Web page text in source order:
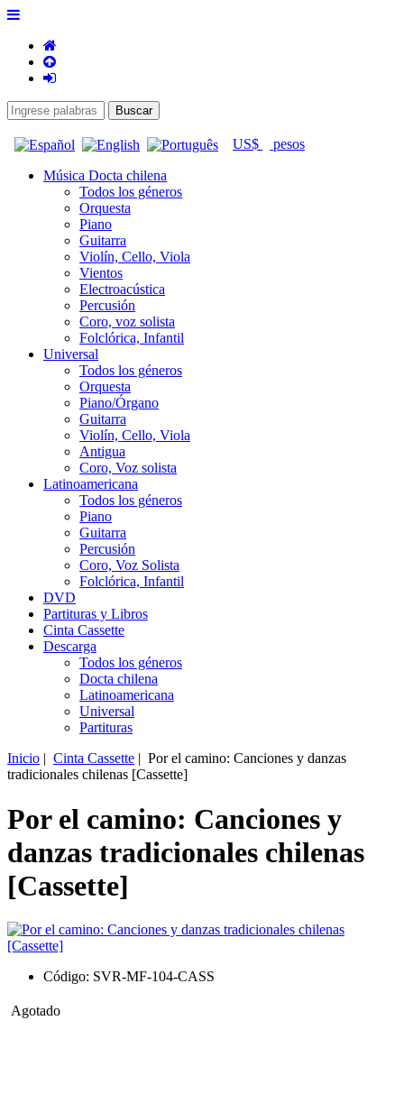
US$ pesos
Música Docta chilena
Todos los géneros
Orquesta
Piano
Guitarra
Violín, Cello, Viola
Vientos
Electroacústica
Percusión
Coro, voz solista
Folclórica, Infantil
Universal
Todos los géneros
Orquesta
Piano/Órgano
Guitarra
Violín, Cello, Viola
Antigua
Coro, Voz solista
Latinoamericana
Todos los géneros
Piano
Guitarra
Percusión
Coro, Voz Solista
Folclórica, Infantil
DVD
Partituras y Libros
Cinta Cassette
Descarga
Todos los géneros
Docta chilena
Latinoamericana
Universal
Partituras
Inicio | Cinta Cassette | Por el camino: Canciones y danzas
tradicionales chilenas [Cassette]
Por el camino: Canciones y
danzas tradicionales chilenas
[Cassette]
Código: SVR-MF-104-CASS
Agotado